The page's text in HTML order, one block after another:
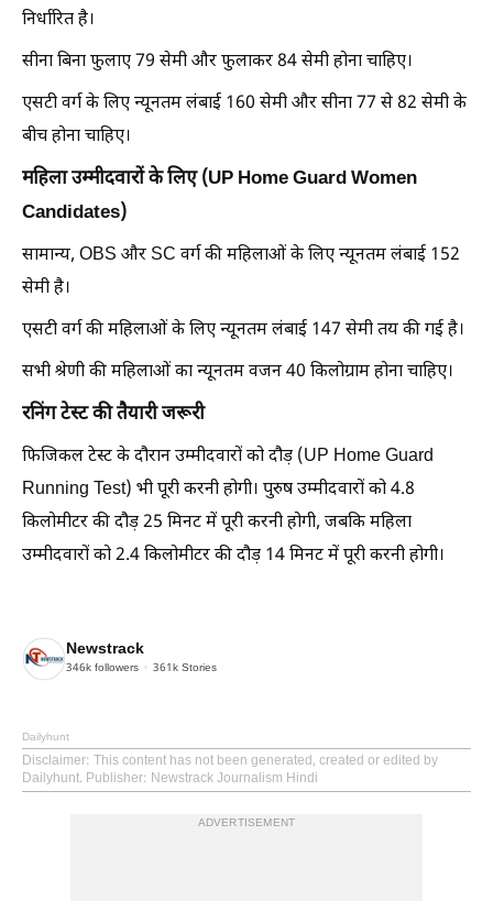
निर्धारित है।
सीना बिना फुलाए 79 सेमी और फुलाकर 84 सेमी होना चाहिए।
एसटी वर्ग के लिए न्यूनतम लंबाई 160 सेमी और सीना 77 से 82 सेमी के
बीच होना चाहिए।
महिला उम्मीदवारों के लिए (UP Home Guard Women
Candidates)
सामान्य, OBS और SC वर्ग की महिलाओं के लिए न्यूनतम लंबाई 152
सेमी है।
एसटी वर्ग की महिलाओं के लिए न्यूनतम लंबाई 147 सेमी तय की गई है।
सभी श्रेणी की महिलाओं का न्यूनतम वजन 40 किलोग्राम होना चाहिए।
रनिंग टेस्ट की तैयारी जरूरी
फिजिकल टेस्ट के दौरान उम्मीदवारों को दौड़ (UP Home Guard
Running Test) भी पूरी करनी होगी। पुरुष उम्मीदवारों को 4.8
किलोमीटर की दौड़ 25 मिनट में पूरी करनी होगी, जबकि महिला
उम्मीदवारों को 2.4 किलोमीटर की दौड़ 14 मिनट में पूरी करनी होगी।
Newstrack
346k followers 361k Stories
Dailyhunt
Disclaimer: This content has not been generated, created or edited by
Dailyhunt. Publisher: Newstrack Journalism Hindi
ADVERTISEMENT